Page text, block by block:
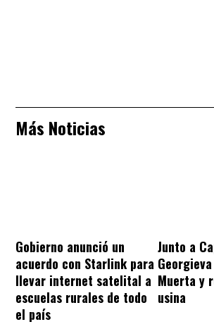
Más Noticias
Gobierno anunció un
acuerdo con Starlink para
llevar internet satelital a
escuelas rurales de todo
el país
Junto a
Muerta y
usina